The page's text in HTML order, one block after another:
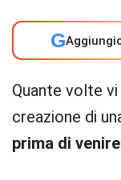
G
Quante volte
creazione di
prima di